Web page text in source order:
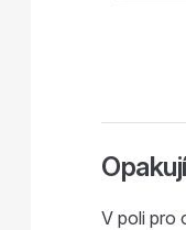
V poli pro